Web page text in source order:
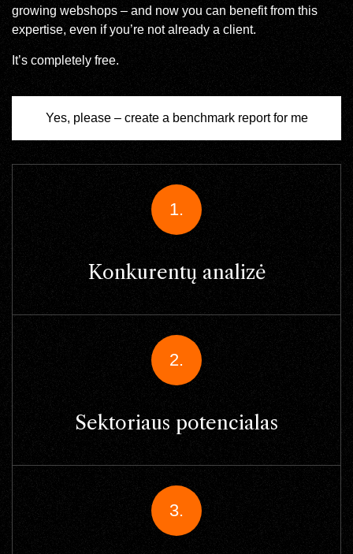
growing webshops – and now you can benefit from this
expertise, even if you’re not already a client.
It’s completely free.
Yes, please – create a benchmark report for me
1.
Konkurentų analizė
2.
Sektoriaus potencialas
3.